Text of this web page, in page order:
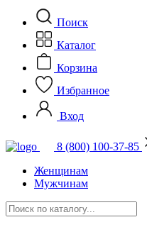
Поиск
Каталог
Корзина
Избранное
Вход
8 (800) 100-37-85
Женщинам
Мужчинам